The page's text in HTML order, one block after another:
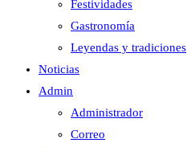
Festividades
Gastronomía
Leyendas y tradiciones
Noticias
Admin
Administrador
Correo